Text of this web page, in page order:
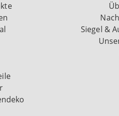
Siegel &